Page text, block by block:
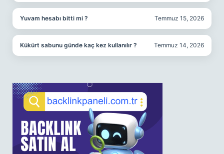
Yuvam hesabı bitti mi ? Temmuz 15, 2026
Kükürt sabunu günde kaç kez kullanılır ? Temmuz 14, 2026